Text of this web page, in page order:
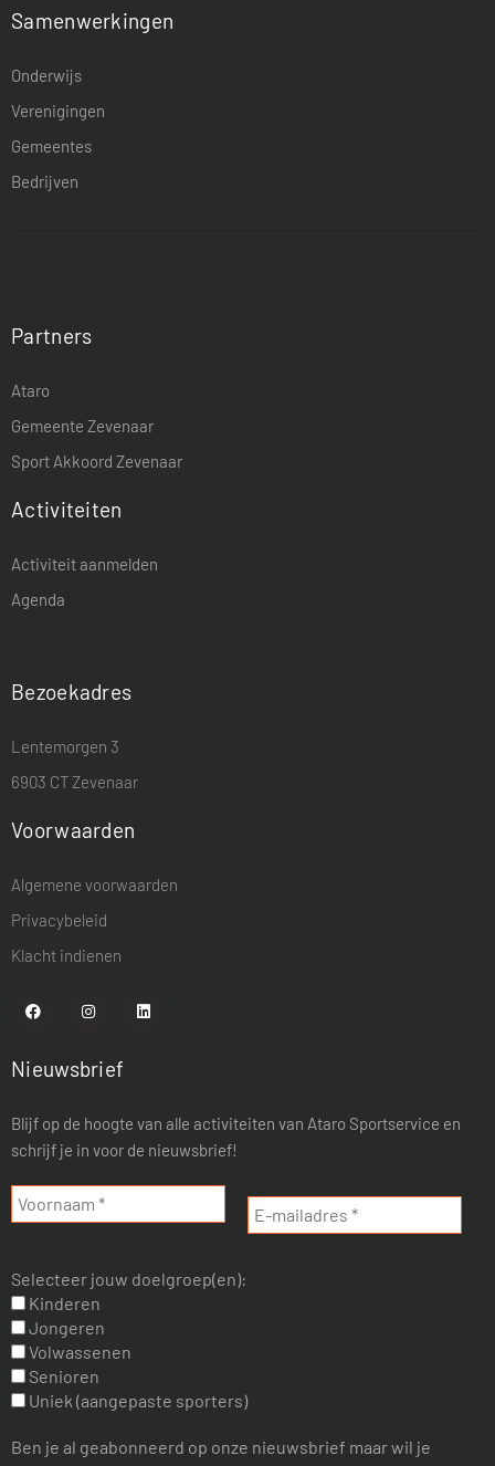
Samenwerkingen
Onderwijs
Verenigingen
Gemeentes
Bedrijven
Partners
Ataro
Gemeente Zevenaar
Sport Akkoord Zevenaar
Activiteiten
Activiteit aanmelden
Agenda
Bezoekadres
Lentemorgen 3
6903 CT Zevenaar
Voorwaarden
Algemene voorwaarden
Privacybeleid
Klacht indienen
Nieuwsbrief
Blijf op de hoogte van alle activiteiten van Ataro Sportservice en
schrijf je in voor de nieuwsbrief!
Selecteer jouw doelgroep(en):
Kinderen
Jongeren
Volwassenen
Senioren
Uniek (aangepaste sporters)
Ben je al geabonneerd op onze nieuwsbrief maar wil je